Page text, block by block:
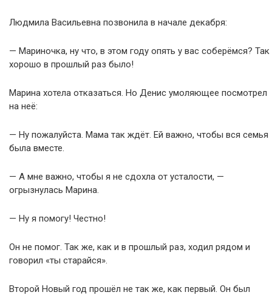
Людмила Васильевна позвонила в начале декабря:
— Мариночка, ну что, в этом году опять у вас соберёмся? Так
хорошо в прошлый раз было!
Марина хотела отказаться. Но Денис умоляющее посмотрел
на неё:
— Ну пожалуйста. Мама так ждёт. Ей важно, чтобы вся семья
была вместе.
— А мне важно, чтобы я не сдохла от усталости, —
огрызнулась Марина.
— Ну я помогу! Честно!
Он не помог. Так же, как и в прошлый раз, ходил рядом и
говорил «ты старайся».
Второй Новый год прошёл не так же, как первый. Он был